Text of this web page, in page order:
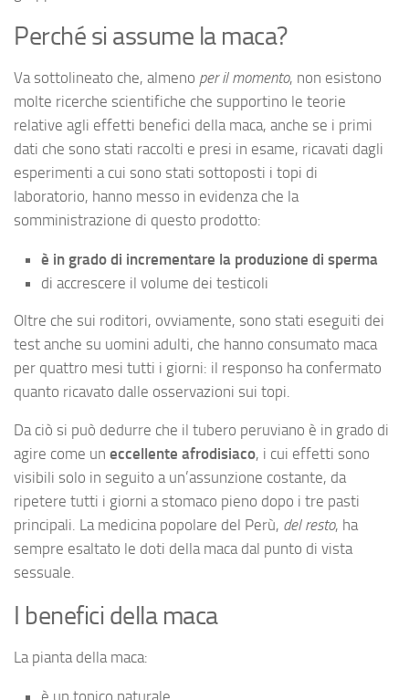
Perché si assume la maca?
Va sottolineato che, almeno per il momento, non esistono
molte ricerche scientifiche che supportino le teorie
relative agli effetti benefici della maca, anche se i primi
dati che sono stati raccolti e presi in esame, ricavati dagli
esperimenti a cui sono stati sottoposti i topi di
laboratorio, hanno messo in evidenza che la
somministrazione di questo prodotto:
è in grado di incrementare la produzione di sperma
di accrescere il volume dei testicoli
Oltre che sui roditori, ovviamente, sono stati eseguiti dei
test anche su uomini adulti, che hanno consumato maca
per quattro mesi tutti i giorni: il responso ha confermato
quanto ricavato dalle osservazioni sui topi.
Da ciò si può dedurre che il tubero peruviano è in grado di
agire come un eccellente afrodisiaco, i cui effetti sono
visibili solo in seguito a un’assunzione costante, da
ripetere tutti i giorni a stomaco pieno dopo i tre pasti
principali. La medicina popolare del Perù, del resto, ha
sempre esaltato le doti della maca dal punto di vista
sessuale.
I benefici della maca
La pianta della maca:
è un tonico naturale